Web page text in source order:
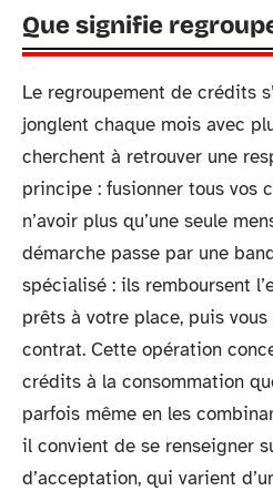
Que signifie
Le regroupement de crédits
jonglent chaque mois avec
cherchent à retrouver une
principe : fusionner tous vos
n’avoir plus qu’une seule
démarche passe par une
spécialisé : ils remboursent
prêts à votre place, puis
contrat. Cette opération
crédits à la consommation
parfois même en les
il convient de se renseigner
d’acceptation, qui varient